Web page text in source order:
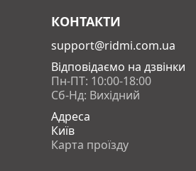
КОНТАКТИ
support@ridmi.com.ua
Відповідаємо на дзвінки
Пн-ПТ: 10:00-18:00
Сб-Нд: Вихідний
Адреса
Київ
Карта проїзду